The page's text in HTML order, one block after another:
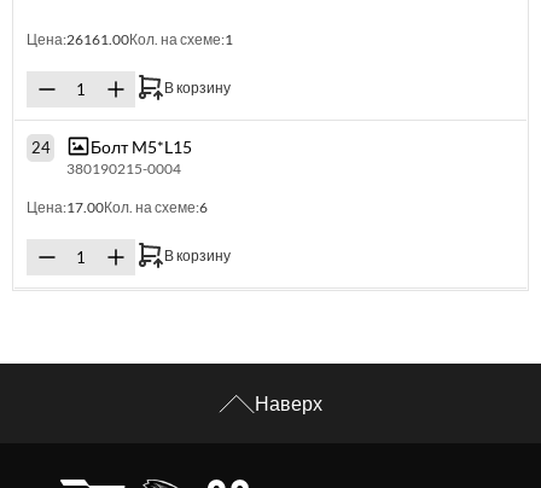
Цена:26161.00Кол. на схеме:1
В корзину
24 Болт M5*L15
380190215-0004
Цена:17.00Кол. на схеме:6
В корзину
Наверх